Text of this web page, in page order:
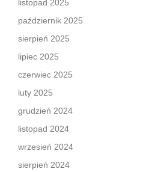
listopad 2025
październik 2025
sierpień 2025
lipiec 2025
czerwiec 2025
luty 2025
grudzień 2024
listopad 2024
wrzesień 2024
sierpień 2024